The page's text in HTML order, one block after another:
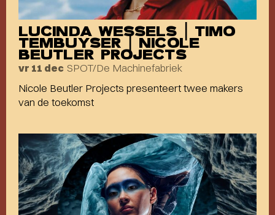
LUCINDA WESSELS | TIMO
TEMBUYSER | NICOLE
BEUTLER PROJECTS
vr 11 dec SPOT/De Machinefabriek
Nicole Beutler Projects presenteert twee makers
van de toekomst